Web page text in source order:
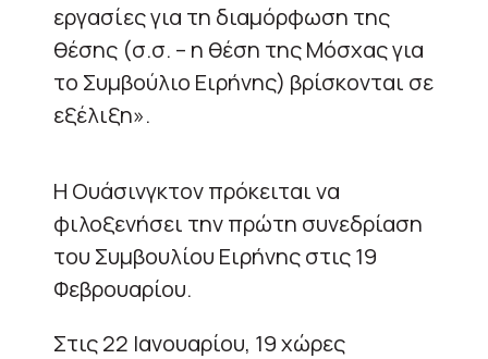
εργασίες για τη διαμόρφωση της
θέσης (σ.σ. – η θέση της Μόσχας για
το Συμβούλιο Ειρήνης) βρίσκονται σε
εξέλιξη».
Η Ουάσινγκτον πρόκειται να
φιλοξενήσει την πρώτη συνεδρίαση
του Συμβουλίου Ειρήνης στις 19
Φεβρουαρίου.
Στις 22 Ιανουαρίου, 19 χώρες